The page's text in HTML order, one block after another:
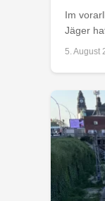
Im
Jäger
5. August